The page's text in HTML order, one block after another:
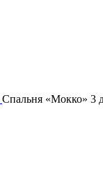
Спальня «Мокко» 3